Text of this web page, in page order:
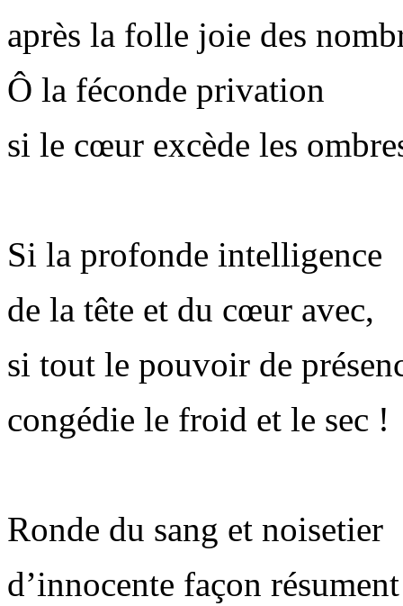
après la folle joie des
Ô la féconde privation
si le cœur excède les
Si la profonde intelligence
de la tête et du cœur avec,
si tout le pouvoir de
congédie le froid et le sec !
Ronde du sang et noisetier
d’innocente façon résument